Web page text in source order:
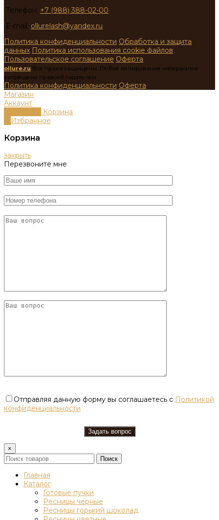
Телефон: +7 (988) 388-02-00
E-mail: ollurelash@yandex.ru
Политика конфиденциальности Обработка и защита
данных Политика использования cookie файлов
Пользовательское соглашение Оферта
ollure.ru Все права защищены. Любое копирование материалов
запрещено правообладателем.
Политика конфиденциальности Оферта
Магазин
Аккаунт
Корзина
Избранное
Корзина
закрыть
Перезвоните мне
Отправляя данную форму вы соглашаетесь с Политикой
конфиденциальности
×
Поиск
Главная
Каталог
Готовые пучки
Ресницы черные
Ресницы горький шоколад